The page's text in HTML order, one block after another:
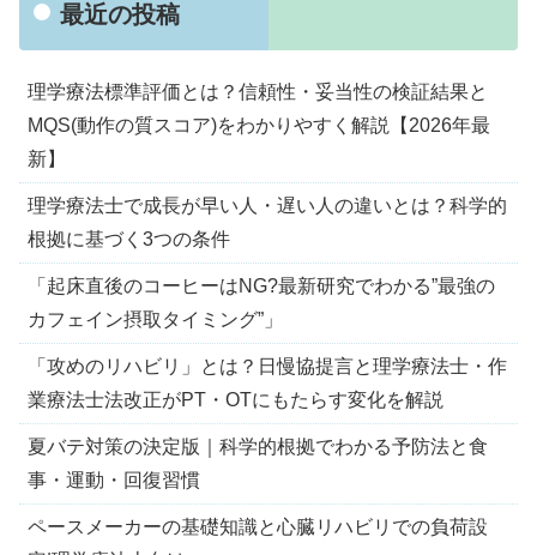
最近の投稿
理学療法標準評価とは？信頼性・妥当性の検証結果と
MQS(動作の質スコア)をわかりやすく解説【2026年最
新】
理学療法士で成長が早い人・遅い人の違いとは？科学的
根拠に基づく3つの条件
「起床直後のコーヒーはNG?最新研究でわかる”最強の
カフェイン摂取タイミング”」
「攻めのリハビリ」とは？日慢協提言と理学療法士・作
業療法士法改正がPT・OTにもたらす変化を解説
夏バテ対策の決定版｜科学的根拠でわかる予防法と食
事・運動・回復習慣
ペースメーカーの基礎知識と心臓リハビリでの負荷設